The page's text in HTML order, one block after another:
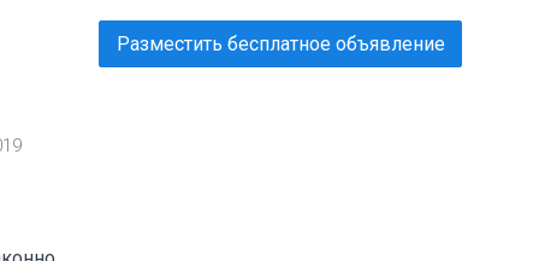
Разместить бесплатное объявление